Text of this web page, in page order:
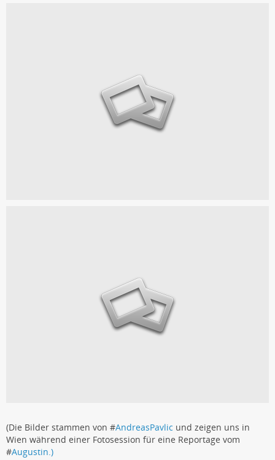
(Die Bilder stammen von #AndreasPavlic und zeigen uns in
Wien während einer Fotosession für eine Reportage vom
#Augustin.)